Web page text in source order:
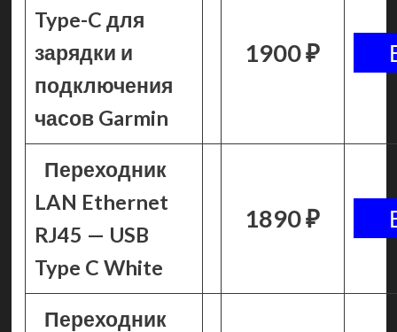
Type-C для
зарядки и
подключения
часов Garmin
1900 ₽
Переходник
LAN Ethernet
RJ45 — USB
Type C White
1890 ₽
Переходник